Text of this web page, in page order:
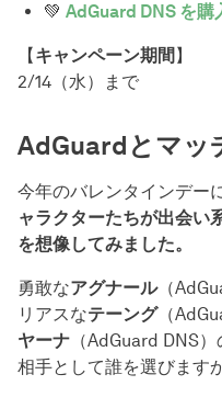
💚 AdGuard DNS を購
【キャンペーン期間 】
2/14（水）まで
AdGuardとマッ
今年のバレンタインデー
ャラクターたちが出会い
を想像してみました。
勇敢なアグナール（
リアスなテーング（
ヤーナ （AdGuard DNS
相手として誰を選びます